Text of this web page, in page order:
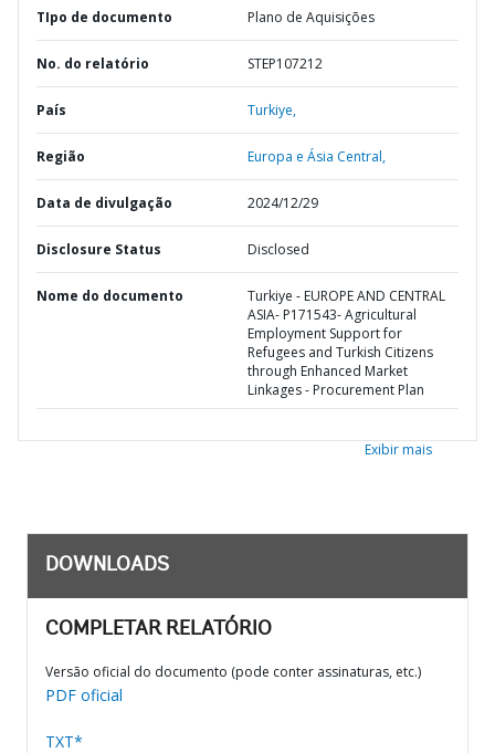
TIpo de documento Plano de Aquisições
No. do relatório STEP107212
País Turkiye,
Região Europa e Ásia Central,
Data de divulgação 2024/12/29
Disclosure Status Disclosed
Nome do documento
Turkiye - EUROPE AND CENTRAL
ASIA- P171543- Agricultural
Employment Support for
Refugees and Turkish Citizens
through Enhanced Market
Linkages - Procurement Plan
Exibir mais
DOWNLOADS
COMPLETAR RELATÓRIO
Versão oficial do documento (pode conter assinaturas, etc.)
PDF oficial
TXT*